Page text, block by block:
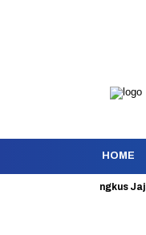
HOME
Berhasil Diringkus Jajaran